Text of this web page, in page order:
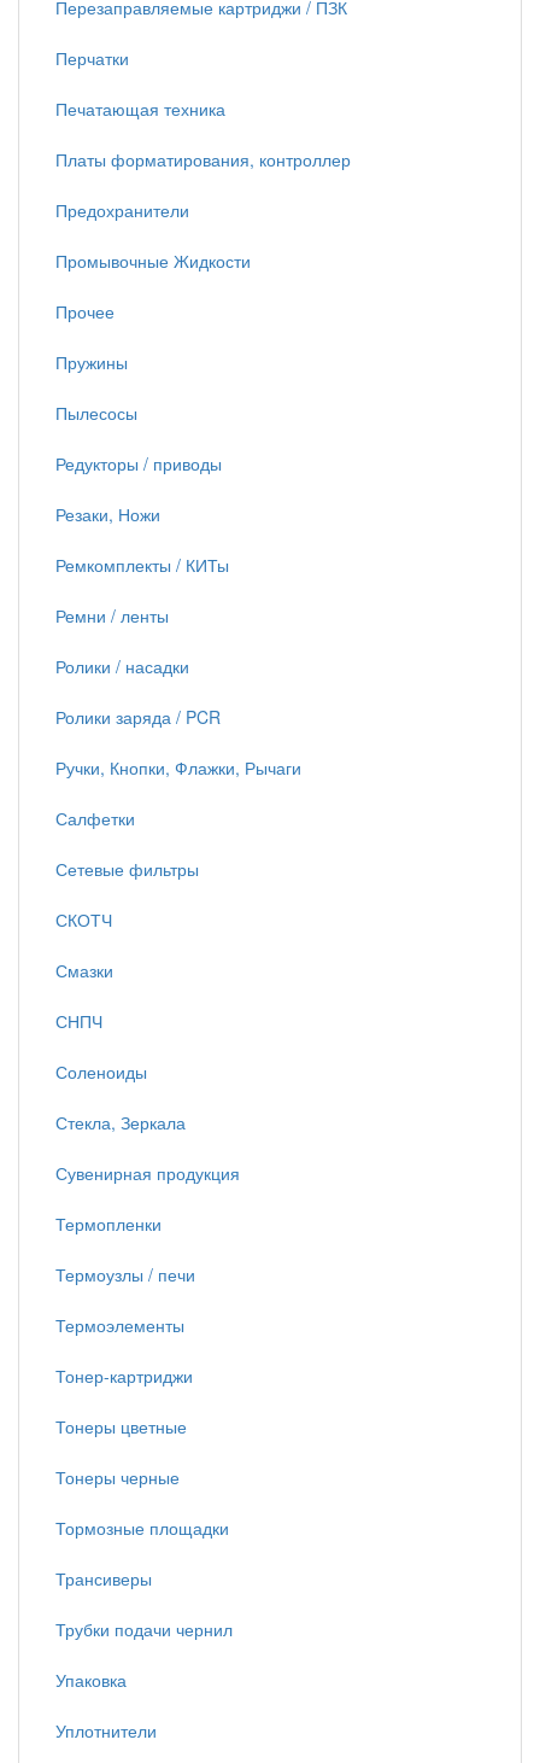
Перезаправляемые картриджи / ПЗК
Перчатки
Печатающая техника
Платы форматирования, контроллер
Предохранители
Промывочные Жидкости
Прочее
Пружины
Пылесосы
Редукторы / приводы
Резаки, Ножи
Ремкомплекты / КИТы
Ремни / ленты
Ролики / насадки
Ролики заряда / PCR
Ручки, Кнопки, Флажки, Рычаги
Салфетки
Сетевые фильтры
СКОТЧ
Смазки
СНПЧ
Соленоиды
Стекла, Зеркала
Сувенирная продукция
Термопленки
Термоузлы / печи
Термоэлементы
Тонер-картриджи
Тонеры цветные
Тонеры черные
Тормозные площадки
Трансиверы
Трубки подачи чернил
Упаковка
Уплотнители